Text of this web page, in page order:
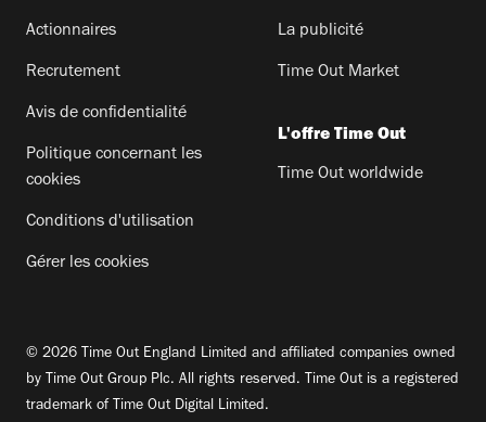
Actionnaires
Recrutement
Avis de confidentialité
Politique concernant les
cookies
Conditions d'utilisation
Gérer les cookies
La publicité
Time Out Market
L'offre Time Out
Time Out worldwide
© 2026 Time Out England Limited and affiliated companies owned
by Time Out Group Plc. All rights reserved. Time Out is a registered
trademark of Time Out Digital Limited.